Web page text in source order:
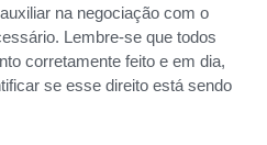
na negociação com o
Lembre-se que todos
corretamente feito e em dia,
se esse direito está sendo